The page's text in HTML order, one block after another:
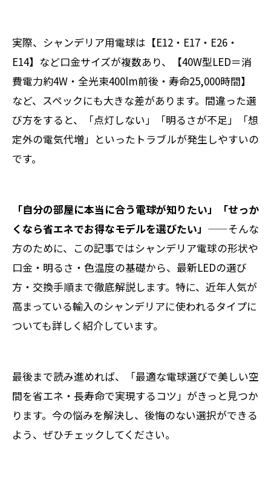
実際、シャンデリア用電球は【E12・E17・E26・
E14】など口金サイズが複数あり、【40W型LED＝消
費電力約4W・全光束400lm前後・寿命25,000時間】
など、スペックにも大きな差があります。間違った選
び方をすると、「点灯しない」「明るさが不足」「想
定外の電気代増」といったトラブルが発生しやすいの
です。
「自分の部屋に本当に合う電球が知りたい」「せっか
くなら省エネでお得なモデルを選びたい」 ——そんな
方のために、この記事ではシャンデリア電球の形状や
口金・明るさ・色温度の基礎から、最新LEDの選び
方・交換手順まで徹底解説します。特に、近年人気が
高まっている輸入のシャンデリアに使われるタイプに
ついても詳しく紹介しています。
最後まで読み進めれば、「最適な電球選びで美しい空
間を省エネ・長寿命で実現するコツ」がきっと見つか
ります。今の悩みを解決し、後悔のない選択ができる
よう、ぜひチェックしてください。